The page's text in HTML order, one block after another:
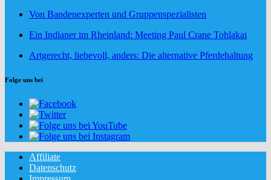
Von Bandenexperten und Gruppenspezialisten
Ein Indianer im Rheinland: Meeting Paul Crane Tohlakai
Artgerecht, liebevoll, anders: Die alternative Pferdehaltung
Folge uns bei
Affiliate
Datenschutz